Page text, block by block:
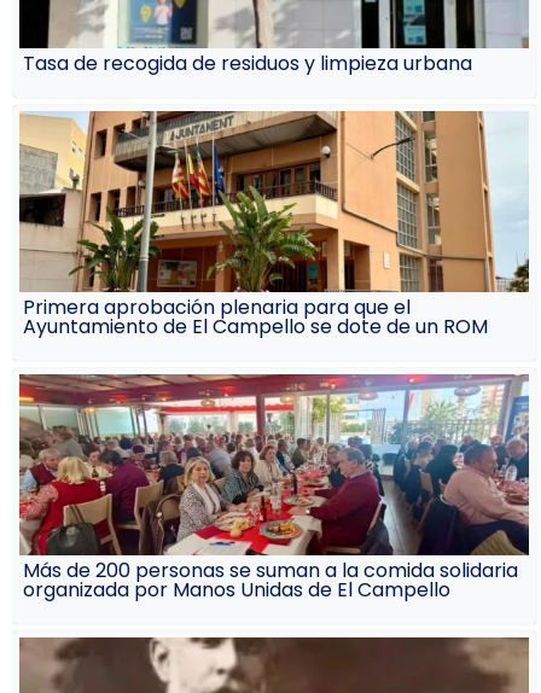
Tasa de recogida de residuos y limpieza urbana
Primera aprobación plenaria para que el
Ayuntamiento de El Campello se dote de un ROM
Más de 200 personas se suman a la comida solidaria
organizada por Manos Unidas de El Campello